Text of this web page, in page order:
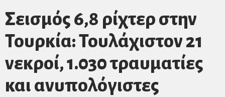
Σεισμός 6,8 ρίχτερ στην
Τουρκία: Τουλάχιστον 21
νεκροί, 1.030 τραυματίες
και ανυπολόγιστες